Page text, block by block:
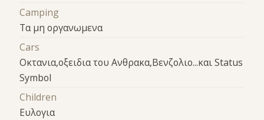
Camping
Τα μη οργανωμενα
Cars
Οκτανια,οξειδια του Ανθρακα,Βενζολιο...και Status
Symbol
Children
Eυλογια